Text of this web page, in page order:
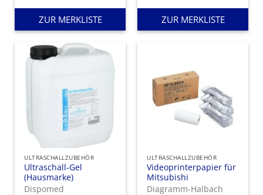
ZUR MERKLISTE ZUR MERKLISTE
ULTRASCHALLZUBEHÖR
Ultraschall-Gel
(Hausmarke)
Dispomed
ULTRASCHALLZUBEHÖR
Videoprinterpapier für
Mitsubishi
Diagramm-Halbach